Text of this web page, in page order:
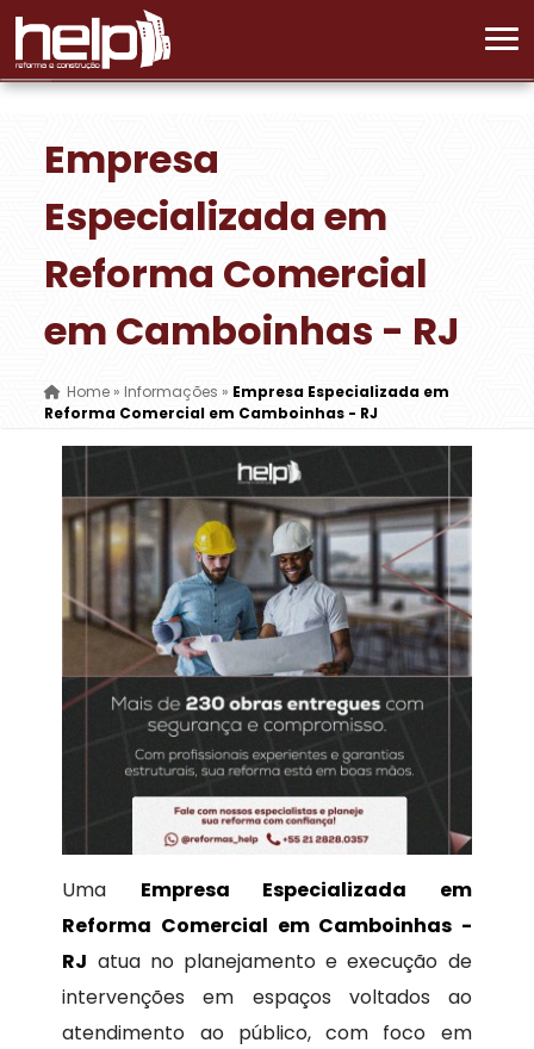
Empresa
Especializada em
Reforma Comercial
em Camboinhas - RJ
Home»Informações » Empresa Especializada em
Reforma Comercial em Camboinhas - RJ
Uma Empresa Especializada em
Reforma Comercial em Camboinhas -
RJ atua no planejamento e execução de
intervenções em espaços voltados ao
atendimento ao público, com foco em